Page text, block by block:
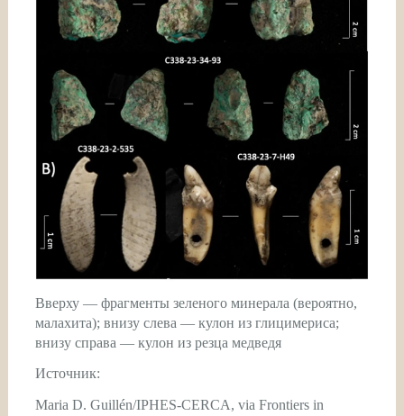
Вверху — фрагменты зеленого минерала (вероятно,
малахита); внизу слева — кулон из глицимериса;
внизу справа — кулон из резца медведя
Источник:
Maria D. Guillén/IPHES-CERCA, via Frontiers in